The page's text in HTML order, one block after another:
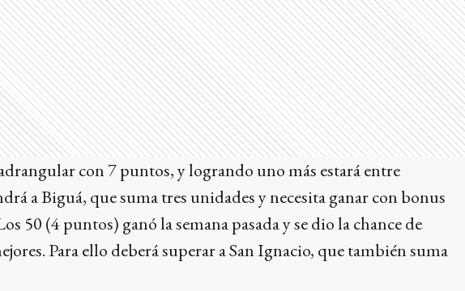
con 7 puntos, y logrando uno más estará entre
a Biguá, que suma tres unidades y necesita ganar con bonus
50 (4 puntos) ganó la semana pasada y se dio la chance de
Para ello deberá superar a San Ignacio, que también suma